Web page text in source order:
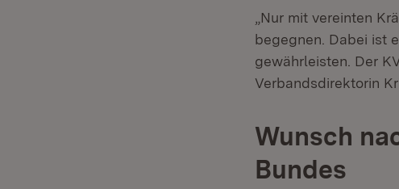
„Nur mit vereinten
begegnen. Dabei ist
gewährleisten. Der
Verbandsdirektorin
Wunsch
Bundes